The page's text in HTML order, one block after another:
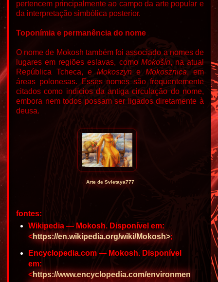
pertencem principalmente ao campo da arte popular e
da interpretação simbólica posterior.
Toponímia e permanência do nome
O nome de Mokosh também foi associado a nomes de
lugares em regiões eslavas, como Mokošín, na atual
República Tcheca, e Mokoszyn e Mokosznica, em
áreas polonesas. Esses nomes são frequentemente
citados como indícios da antiga circulação do nome,
embora nem todos possam ser ligados diretamente à
deusa.
Arte de Svletaya777
fontes:
Wikipedia — Mokosh. Disponível em:
<https://en.wikipedia.org/wiki/Mokosh>;
Encyclopedia.com — Mokosh. Disponível
em:
<https://www.encyclopedia.com/environmen